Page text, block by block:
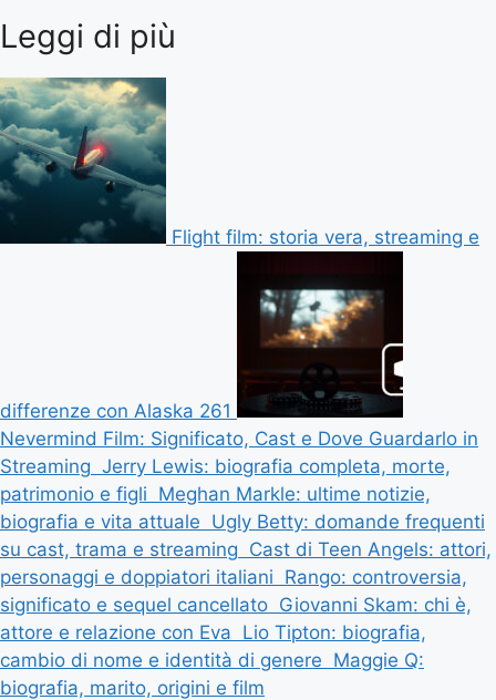
Leggi di più
Flight film: storia vera, streaming e
differenze con Alaska 261
Nevermind Film: Significato, Cast e Dove Guardarlo in
Streaming Jerry Lewis: biografia completa, morte,
patrimonio e figli Meghan Markle: ultime notizie,
biografia e vita attuale Ugly Betty: domande frequenti
su cast, trama e streaming Cast di Teen Angels: attori,
personaggi e doppiatori italiani Rango: controversia,
significato e sequel cancellato Giovanni Skam: chi è,
attore e relazione con Eva Lio Tipton: biografia,
cambio di nome e identità di genere Maggie Q:
biografia, marito, origini e film